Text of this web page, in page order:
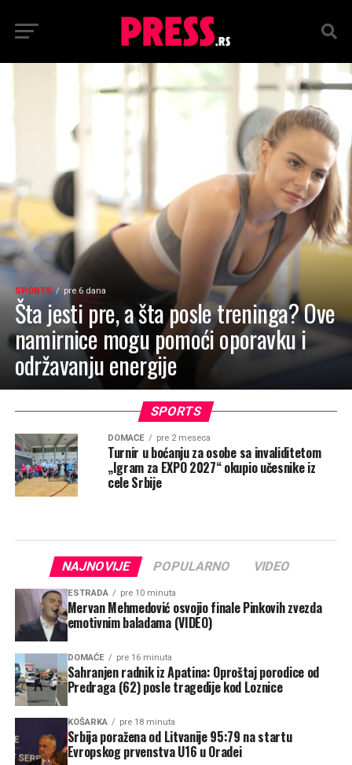
SPORTS pre 6 dana
Šta jesti pre, a šta posle treninga? Ove
namirnice mogu pomoći oporavku i
održavanju energije
SPORTS
DOMAĆE pre 2 meseca
Turnir u boćanju za osobe sa invaliditetom
„Igram za EXPO 2027“ okupio učesnike iz
cele Srbije
NAJNOVIJE POPULARNO VIDEO
ESTRADA pre 10 minuta
Mervan Mehmedović osvojio finale Pinkovih zvezda
emotivnim baladama (VIDEO)
DOMAĆE pre 16 minuta
Sahranjen radnik iz Apatina: Oproštaj porodice od
Predraga (62) posle tragedije kod Loznice
KOŠARKA pre 18 minuta
Srbija poražena od Litvanije 95:79 na startu
Evropskog prvenstva U16 u Oradei